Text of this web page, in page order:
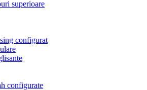
superioare
configurat
configurate